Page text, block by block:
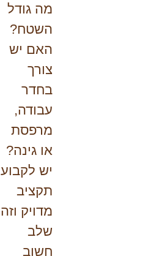
מה גודל
השטח?
האם יש
צורך
בחדר
עבודה,
מרפסת
או גינה?
יש לקבוע
תקציב
מדויק וזה
שלב
חשוב